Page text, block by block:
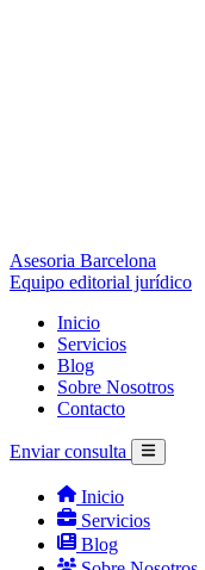
Asesoria Barcelona
Equipo editorial jurídico
Inicio
Servicios
Blog
Sobre Nosotros
Contacto
Enviar consulta
Inicio
Servicios
Blog